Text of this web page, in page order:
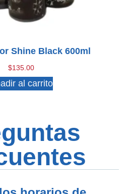
Shine Black 600ml
$135.00
al carrito